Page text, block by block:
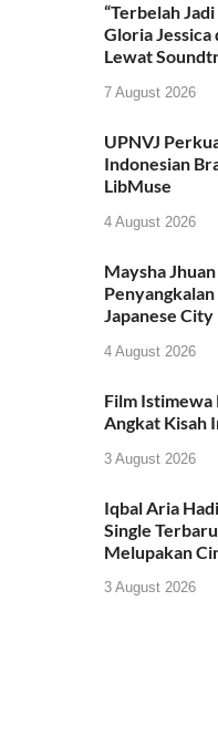
“Terbelah
Gloria Jessica
Lewat
7 August 2026
UPNVJ
Indonesian
LibMuse
4 August 2026
Maysha Jhuan
Japanese City
4 August 2026
Film Istimewa
Angkat Kisah
3 August 2026
Iqbal Aria
Single
Melupakan
3 August 2026